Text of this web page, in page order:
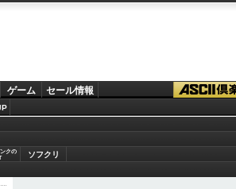
ゲーム セール情報
クの
ソフクリ